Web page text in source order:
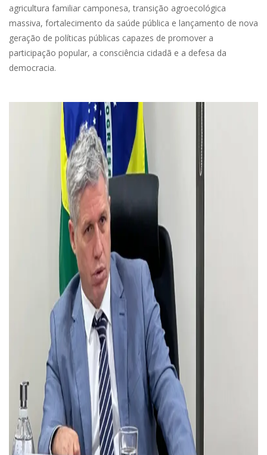
agricultura familiar camponesa, transição agroecológica
massiva, fortalecimento da saúde pública e lançamento de nova
geração de políticas públicas capazes de promover a
participação popular, a consciência cidadã e a defesa da
democracia.